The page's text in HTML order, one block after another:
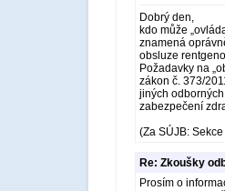
Dobrý den,
kdo může
znamená
obsluze
Požadavky na
zákon č. 373/
jiných
zabezpečení
(Za SÚJB:
Re: Zkoušky
Prosím o